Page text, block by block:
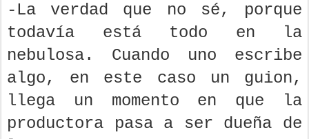
-La verdad que no sé, porque
todavía está todo en la
nebulosa. Cuando uno escribe
algo, en este caso un guion,
llega un momento en que la
productora pasa a ser dueña de